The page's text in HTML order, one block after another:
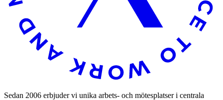
Sedan 2006 erbjuder vi unika arbets- och mötesplatser i centrala